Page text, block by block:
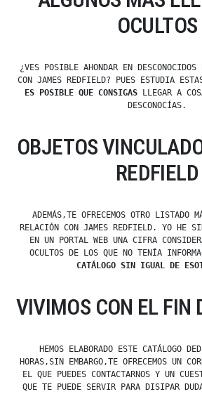
OCULTOS
¿VES POSIBLE AHONDAR EN
CON JAMES REDFIELD? PUES ESTUDIA
ES POSIBLE QUE CONSIGAS LLEGAR A
DESCONOCÍAS.
OBJETOS
REDFIELD
ADEMÁS,TE OFRECEMOS OTRO LISTADO
RELACIÓN CON JAMES REDFIELD. YO HE
EN UN PORTAL WEB UNA CIFRA
OCULTOS DE LOS QUE NO TENÍA
CATÁLOGO SIN IGUAL DE
VIVIMOS CON EL FIN
HEMOS ELABORADO ESTE CATÁLOGO
HORAS,SIN EMBARGO,TE OFRECEMOS UN
EL QUE PUEDES CONTACTARNOS Y UN
QUE TE PUEDE SERVIR PARA DISIPAR